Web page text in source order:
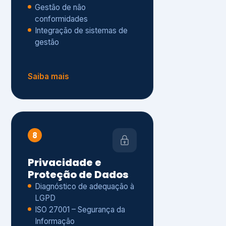
Gestão de não
conformidades
Integração de sistemas de
gestão
Saiba mais
8
Privacidade e
Proteção de Dados
Diagnóstico de adequação à
LGPD
ISO 27001 – Segurança da
Informação